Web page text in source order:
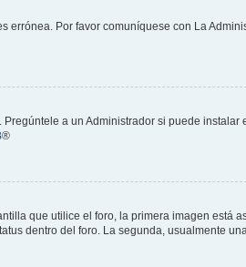
Por favor comuníquese con La
a un Administrador si puede instalar
®
que utilice el foro, la primera imagen está
dentro del foro. La segunda, usualmente